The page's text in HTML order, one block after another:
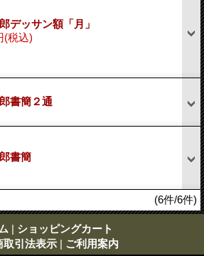
デッサン額「月」
(税込)
書簡２通
書簡
(6件/6件)
| ショッピングカート
取引法表示 | ご利用案内